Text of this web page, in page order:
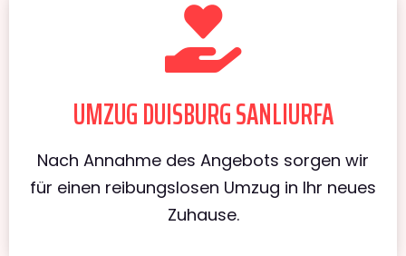
UMZUG DUISBURG SANLIURFA
Nach Annahme des Angebots sorgen wir
für einen reibungslosen Umzug in Ihr neues
Zuhause.